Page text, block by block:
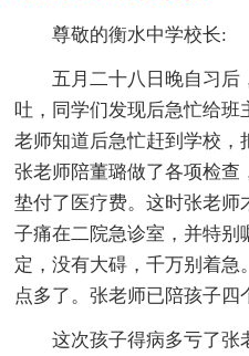
尊敬的衡水中学校长:
五月二十八日晚自习后
吐，同学们发现后急忙给班
老师知道后急忙赶到学校，
张老师陪董璐做了各项检
垫付了医疗费。这时张老师
子痛在二院急诊室，并特别
定，没有大碍，千万别着急
点多了。张老师已陪孩子四
这次孩子得病多亏了张